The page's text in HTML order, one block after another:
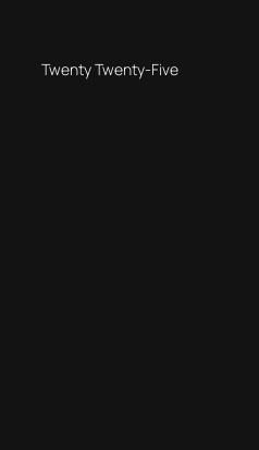
Twenty Twenty-Five